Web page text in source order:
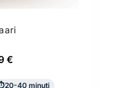
€
20-40 minuti